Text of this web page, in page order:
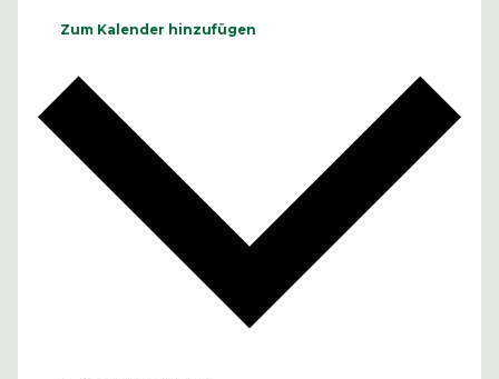
Zum Kalender hinzufügen